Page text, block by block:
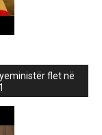
flet në